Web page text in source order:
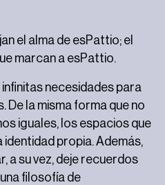
el alma de esPattio; el
marcan a esPattio.
necesidades para
De la misma forma que no
iguales, los espacios que
propia. Además,
a su vez, deje recuerdos
filosofía de